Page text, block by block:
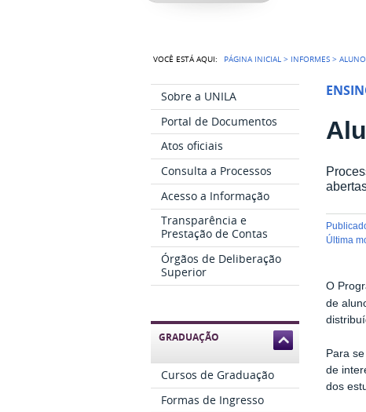
VOCÊ ESTÁ AQUI: PÁGINA INICIAL > INFORMES >
Sobre a UNILA
Portal de Documentos
Atos oficiais
Consulta a Processos
Acesso a Informação
Transparência e
Prestação de Contas
Órgãos de Deliberação
Superior
GRADUAÇÃO
Cursos de Graduação
Formas de Ingresso
última
O
de
Para
de
dos